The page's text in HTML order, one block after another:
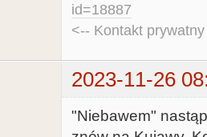
id=18887
<-- Kontakt
2023-11-26
"Niebawem"